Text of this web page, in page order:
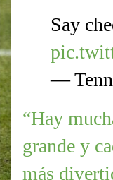
Say
—
“Hay
grande y
más